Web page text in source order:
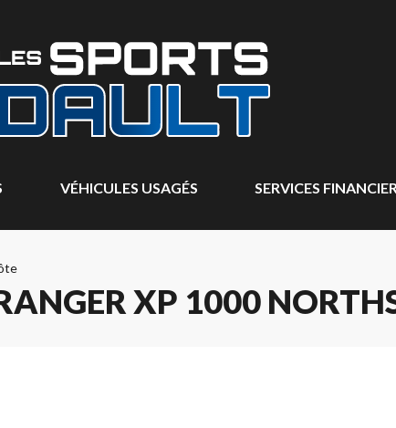
VÉHICULES USAGÉS SERVICES
XP 1000